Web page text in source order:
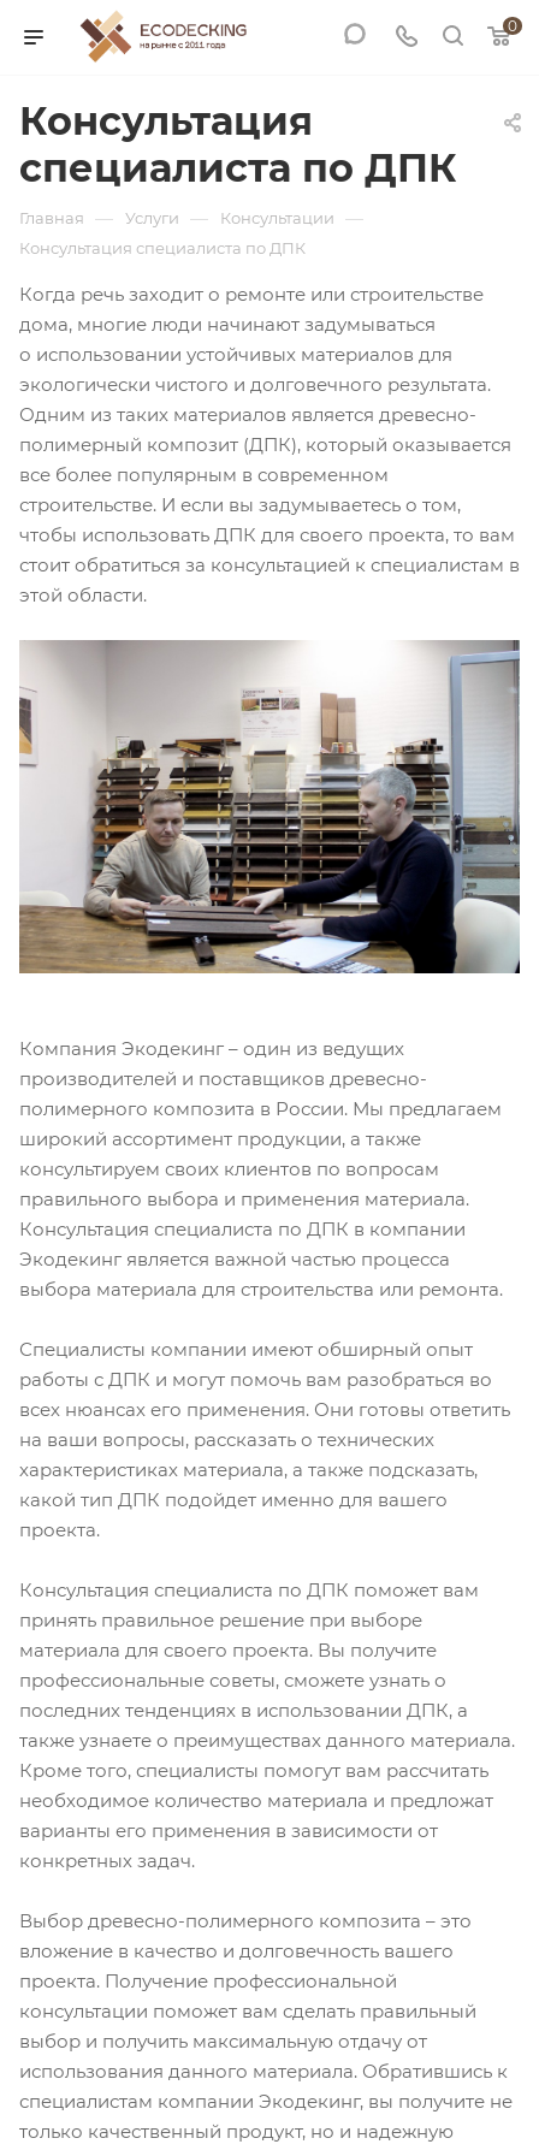
0
Консультация
специалиста по ДПК
Главная — Услуги — Консультации —
Консультация специалиста по ДПК
Когда речь заходит о ремонте или строительстве
дома, многие люди начинают задумываться
о использовании устойчивых материалов для
экологически чистого и долговечного результата.
Одним из таких материалов является древесно-
полимерный композит (ДПК), который оказывается
все более популярным в современном
строительстве. И если вы задумываетесь о том,
чтобы использовать ДПК для своего проекта, то вам
стоит обратиться за консультацией к специалистам в
этой области.
Компания Экодекинг – один из ведущих
производителей и поставщиков древесно-
полимерного композита в России. Мы предлагаем
широкий ассортимент продукции, а также
консультируем своих клиентов по вопросам
правильного выбора и применения материала.
Консультация специалиста по ДПК в компании
Экодекинг является важной частью процесса
выбора материала для строительства или ремонта.
Специалисты компании имеют обширный опыт
работы с ДПК и могут помочь вам разобраться во
всех нюансах его применения. Они готовы ответить
на ваши вопросы, рассказать о технических
характеристиках материала, а также подсказать,
какой тип ДПК подойдет именно для вашего
проекта.
Консультация специалиста по ДПК поможет вам
принять правильное решение при выборе
материала для своего проекта. Вы получите
профессиональные советы, сможете узнать о
последних тенденциях в использовании ДПК, а
также узнаете о преимуществах данного материала.
Кроме того, специалисты помогут вам рассчитать
необходимое количество материала и предложат
варианты его применения в зависимости от
конкретных задач.
Выбор древесно-полимерного композита – это
вложение в качество и долговечность вашего
проекта. Получение профессиональной
консультации поможет вам сделать правильный
выбор и получить максимальную отдачу от
использования данного материала. Обратившись к
специалистам компании Экодекинг, вы получите не
только качественный продукт, но и надежную